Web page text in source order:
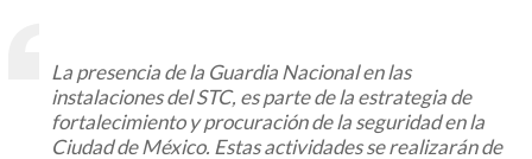
La presencia de la Guardia Nacional en las
instalaciones del STC, es parte de la estrategia de
fortalecimiento y procuración de la seguridad en la
Ciudad de México. Estas actividades se realizarán de